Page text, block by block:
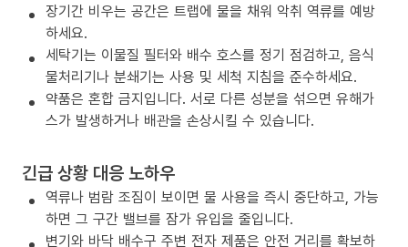
장기간 비우는 공간은 트랩에 물을 채워 악취 역류를 예방
하세요.
세탁기는 이물질 필터와 배수 호스를 정기 점검하고, 음식
물처리기나 분쇄기는 사용 및 세척 지침을 준수하세요.
약품은 혼합 금지입니다. 서로 다른 성분을 섞으면 유해가
스가 발생하거나 배관을 손상시킬 수 있습니다.
긴급 상황 대응 노하우
역류나 범람 조짐이 보이면 물 사용을 즉시 중단하고, 가능
하면 그 구간 밸브를 잠가 유입을 줄입니다.
변기와 바닥 배수구 주변 전자 제품은 안전 거리를 확보하